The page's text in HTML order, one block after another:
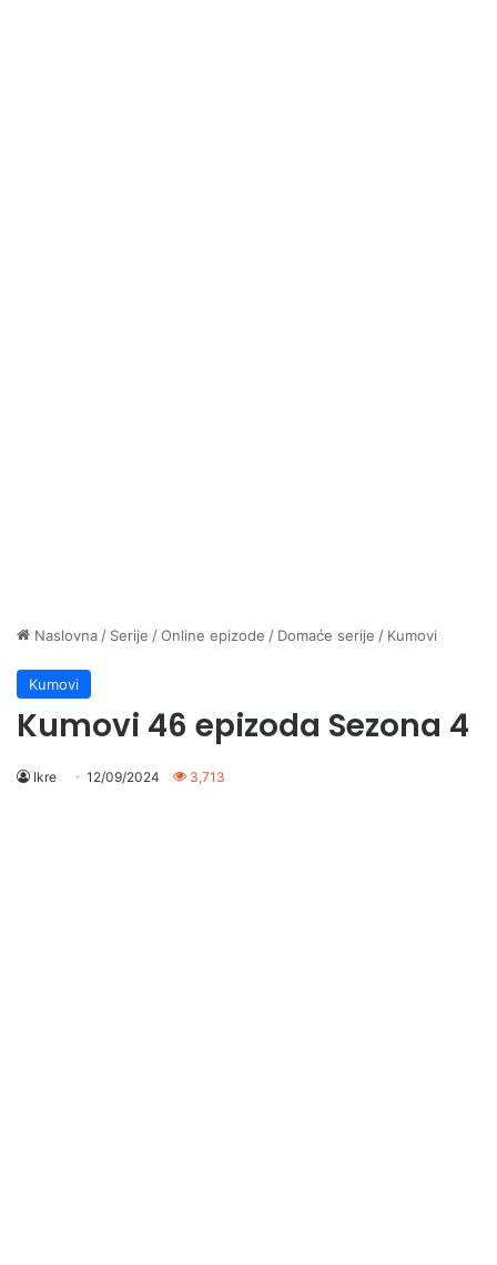
Naslovna / Serije /Online epizode / Domaće serije / Kumovi
Kumovi
Kumovi 46 epizoda Sezona 4
Ikre 12/09/2024 3,713